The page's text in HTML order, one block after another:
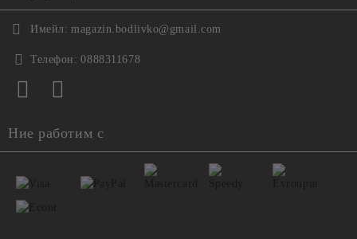
Имейл: magazin.bodlivko@gmail.com
Телефон: 0888311678
Ние работим с